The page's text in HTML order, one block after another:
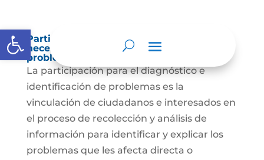
Abrir barra de herramientas
Participación para el diagnóstico de
necesidades e identificación de
problemas.
La participación para el diagnóstico e
identificación de problemas es la
vinculación de ciudadanos e interesados en
el proceso de recolección y análisis de
información para identificar y explicar los
problemas que les afecta directa o